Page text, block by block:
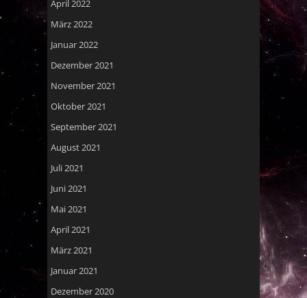
April 2022
März 2022
Januar 2022
Dezember 2021
November 2021
Oktober 2021
September 2021
August 2021
Juli 2021
Juni 2021
Mai 2021
April 2021
März 2021
Januar 2021
Dezember 2020